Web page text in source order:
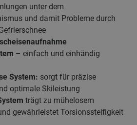
unter dem
und damit Probleme durch
– einfach und einhändig
System: sorgt für präzise
optimale Skileistung
trägt zu mühelosem
gewährleistet Torsionssteifigkeit